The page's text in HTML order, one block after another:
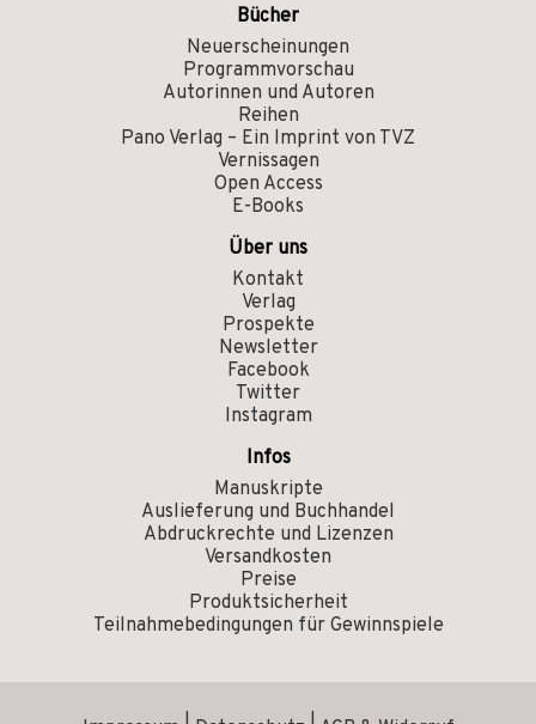
Bücher
Neuerscheinungen
Programmvorschau
Autorinnen und Autoren
Reihen
Pano Verlag – Ein Imprint von TVZ
Vernissagen
Open Access
E-Books
Über uns
Kontakt
Verlag
Prospekte
Newsletter
Facebook
Twitter
Instagram
Infos
Manuskripte
Auslieferung und Buchhandel
Abdruckrechte und Lizenzen
Versandkosten
Preise
Produktsicherheit
Teilnahmebedingungen für Gewinnspiele